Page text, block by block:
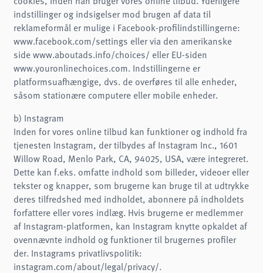
indstillinger og indsigelser mod brugen af data til
reklameformål er mulige i Facebook-profilindstillingerne:
www.facebook.com/settings eller via den amerikanske
side www.aboutads.info/choices/ eller EU-siden
www.youronlinechoices.com. Indstillingerne er
platformsuafhængige, dvs. de overføres til alle enheder,
såsom stationære computere eller mobile enheder.
b) Instagram
Inden for vores online tilbud kan funktioner og indhold fra
tjenesten Instagram, der tilbydes af Instagram Inc., 1601
Willow Road, Menlo Park, CA, 94025, USA, være integreret.
Dette kan f.eks. omfatte indhold som billeder, videoer eller
tekster og knapper, som brugerne kan bruge til at udtrykke
deres tilfredshed med indholdet, abonnere på indholdets
forfattere eller vores indlæg. Hvis brugerne er medlemmer
af Instagram-platformen, kan Instagram knytte opkaldet af
ovennævnte indhold og funktioner til brugernes profiler
der. Instagrams privatlivspolitik:
instagram.com/about/legal/privacy/.